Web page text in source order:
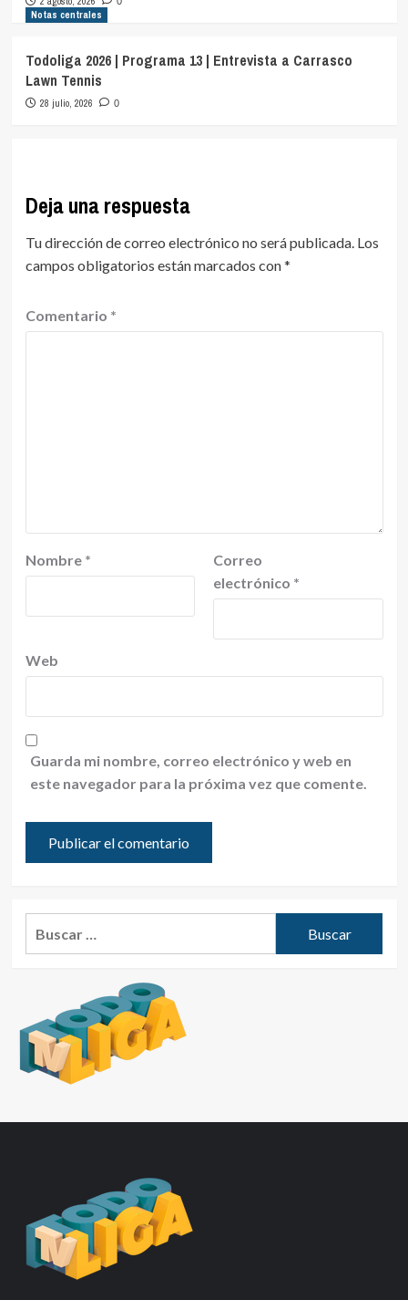
Notas centrales
Todoliga 2026 | Programa 13 | Entrevista a Carrasco
Lawn Tennis
28 julio, 2026 0
Deja una respuesta
Tu dirección de correo electrónico no será publicada. Los
campos obligatorios están marcados con*
Comentario *
Nombre *
Correo
electrónico *
Web
Guarda mi nombre, correo electrónico y web en
este navegador para la próxima vez que comente.